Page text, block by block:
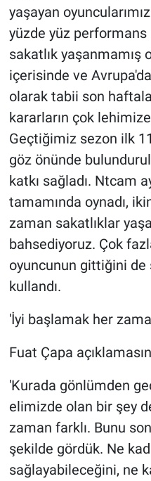
yaşayan
yüzde yüz performans
sakatlık yaşanmamış
içerisinde ve
olarak tabii son
kararların çok
Geçtiğimiz sezon ilk
göz önünde
katkı sağladı. Ntcam
tamamında oynadı,
zaman sakatlıklar
bahsediyoruz. Çok
oyuncunun gittiğini
kullandı.
'İyi başlamak her
Fuat Çapa
'Kurada gönlümden
elimizde olan bir şey
zaman farklı. Bunu
şekilde gördük. Ne
sağlayabileceğini, ne